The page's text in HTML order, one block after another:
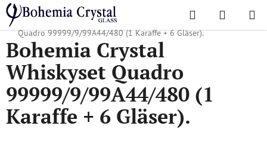
Zum
Inhalt
springen
Suchen
Startseite
/ Lieblingskollektionen /
Bohemia Crystal Whiskyset
Quadro 99999/9/99A44/480 (1 Karaffe + 6 Gläser).
Bohemia Crystal
Whiskyset Quadro
99999/9/99A44/480 (1
Karaffe + 6 Gläser).